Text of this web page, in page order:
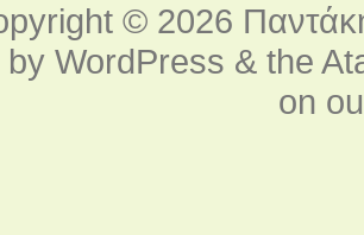
© 2026
byWordPress & the
on